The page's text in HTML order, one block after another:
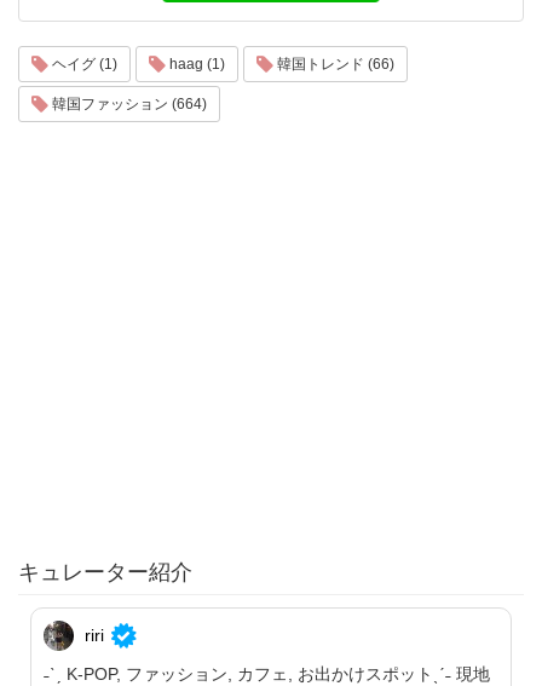
ヘイグ (1) haag (1) 韓国トレンド (66)
韓国ファッション (664)
キュレーター紹介
riri
˗ˋˏ K-POP, ファッション, カフェ, お出かけスポットˎˊ˗ 現地